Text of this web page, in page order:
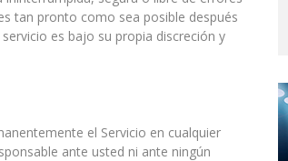
tan pronto como sea posible después
es bajo su propia discreción y
el Servicio en cualquier
ante usted ni ante ningún